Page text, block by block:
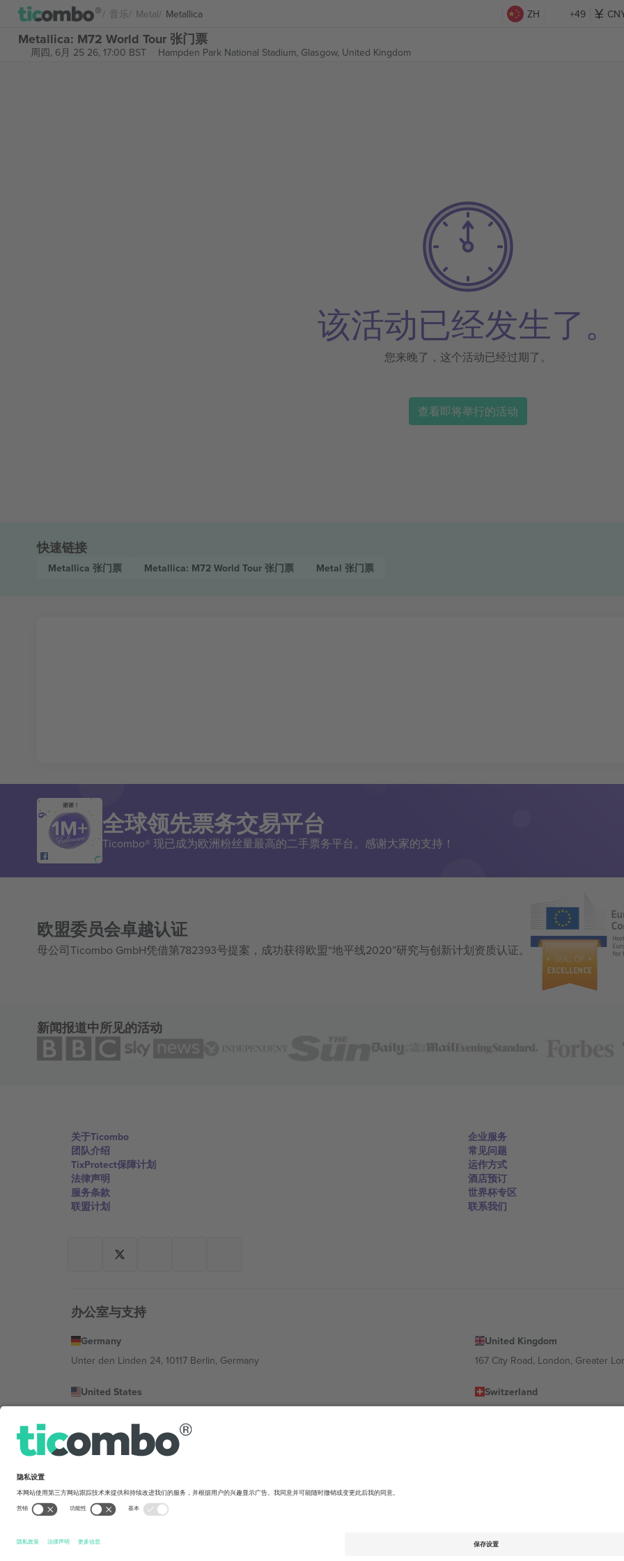
音乐 Metal Metallica ZH +49
Metallica: M72 World Tour 张门票
周四, 6月 25 26, 17:00 BST Hampden Park National Stadium, Glasgow, United Kingdom
该活动已经发生了。
您来晚了，这个活动已经过期了。
查看即将举行的活动
快速链接
Metallica 张门票 Metallica: M72 World Tour 张门票 Metal 张门票
谢谢！
全球领先票务交易平台
Ticombo® 现已成为欧洲粉丝量最高的二手票务平台。感谢大家的支持！
欧盟委员会卓越认证
母公司Ticombo GmbH凭借第782393号提案，成功获得欧盟“地平线2020”研究与创新计划资质认证。
新闻报道中所见的活动
关于Ticombo
团队介绍
TixProtect保障计划
法律声明
服务条款
联盟计划
企业服务
常见问题
运作方式
酒店预订
世界杯专区
联系我们
办公室与支持
Germany
Unter den Linden 24, 10117 Berlin, Germany
United Kingdom
167 City Road, London, Greater
United States
Switzerland
Bulgaria
Mexico
Av Chapultepec 360, Roma Norte, Cuauhtémoc, 06700 Ciudad de México, CDMX, Mexico
平台提供商的法律实体可能会因地点、活动和/或领域而有所不同。有关详细信息，请查看特定活动页面、版权声明和条款。,